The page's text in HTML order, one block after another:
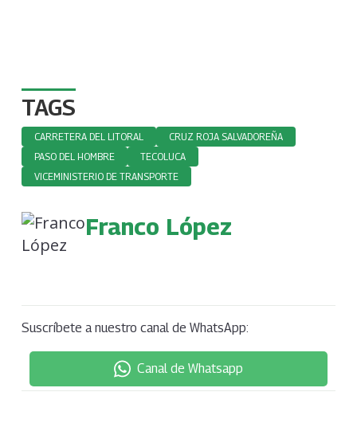
TAGS
CARRETERA DEL LITORAL
CRUZ ROJA SALVADOREÑA
PASO DEL HOMBRE
TECOLUCA
VICEMINISTERIO DE TRANSPORTE
Franco López
Suscríbete a nuestro canal de WhatsApp:
Canal de Whatsapp